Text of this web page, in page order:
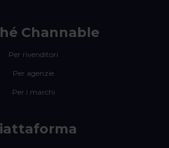
Channable
Per rivenditori
Per agenzie
Per i marchi